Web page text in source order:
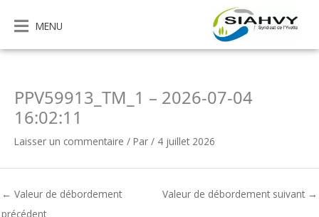
contenu
MENU
PPV59913_TM_1 – 2026-07-04
16:02:11
Laisser un commentaire / Par / 4 juillet 2026
← Valeur de débordement
précédent
Valeur de débordement suivant →